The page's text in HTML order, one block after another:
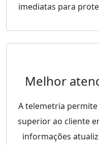
imediatas para
Melhor
A telemetria
superior ao cliente
informações